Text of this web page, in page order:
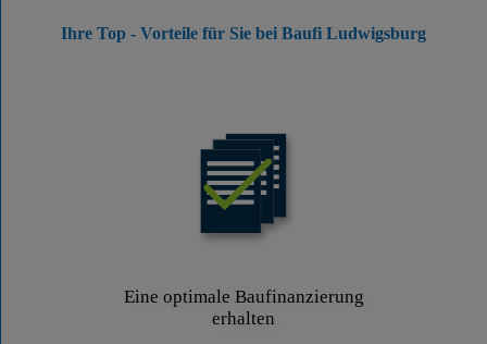
Ihre Top - Vorteile für Sie bei Baufi Ludwigsburg
Eine optimale Baufinanzierung
erhalten